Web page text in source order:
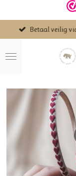
direct
naar
hoofdinhoud
Betaal veilig